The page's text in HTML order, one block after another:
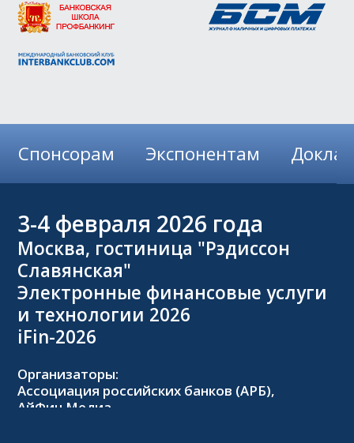
Спонсорам Экспонентам
3-4 февраля 2026 года
Москва, гостиница "Рэдиссон
Славянская"
Электронные финансовые услуги
и технологии 2026
iFin-2026
Организаторы:
Ассоциация российских банков (АРБ),
АйФин Медиа